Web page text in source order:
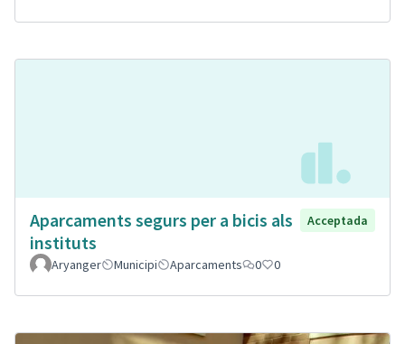
Aparcaments segurs per a bicis als
instituts
Acceptada
Aryanger Municipi Aparcaments 0 0